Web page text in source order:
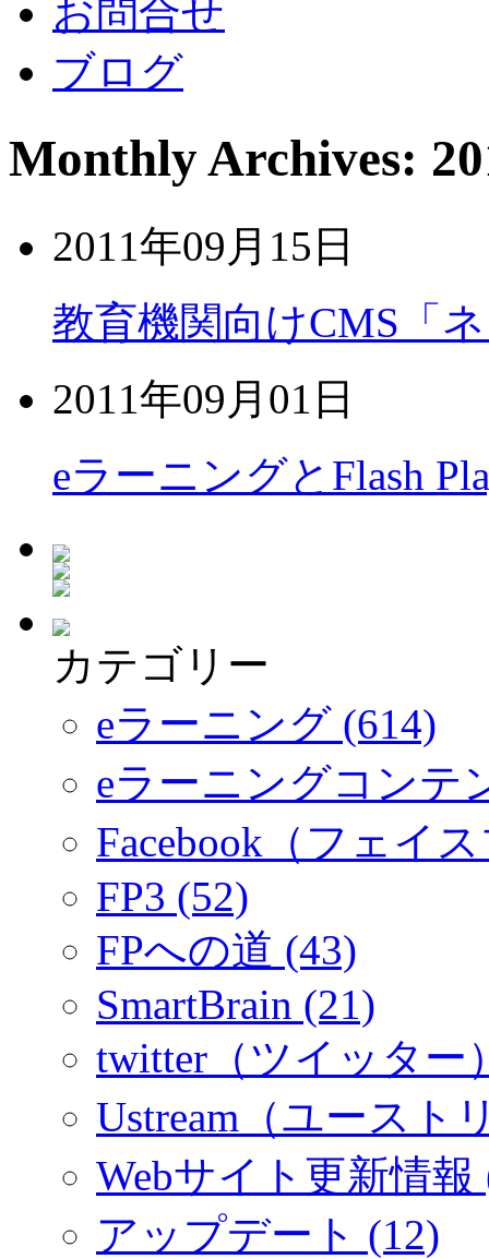
お問合せ
ブログ
Monthly Archives:
2011年09月15日
教育機関向けCMS「
2011年09月01日
eラーニングとFlash
カテゴリー
eラーニング (614)
eラーニングコンテ
Facebook（フェイ
FP3 (52)
FPへの道 (43)
SmartBrain (21)
twitter（ツイッター
Ustream（ユースト
Webサイト更新情報
アップデート (12)